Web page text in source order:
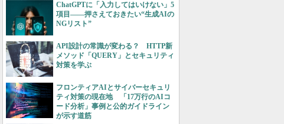
ChatGPTに「入力してはいけない」5
項目――押さえておきたい“生成AIの
NGリスト”
API設計の常識が変わる？ HTTP新
メソッド「QUERY」とセキュリティ
対策を学ぶ
フロンティアAIとサイバーセキュリ
ティ対策の現在地 「17万行のAIコ
ード分析」事例と公的ガイドライン
が示す道筋